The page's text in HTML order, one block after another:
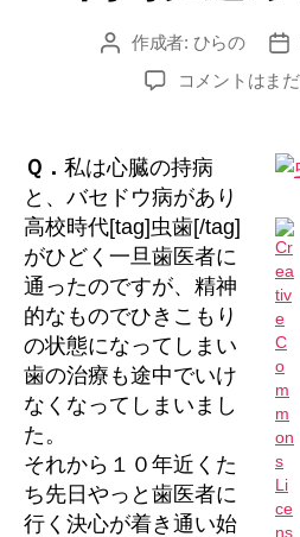
投 作成者: ひらの
投
稿
日
虫
療
と
歯
周
病
治
療
は
同
時
に
め
ら
れ
コメントはま
Ｑ． 私は心臓の持病
と、バセドウ病があり
高校時代[tag]虫歯[/tag]
がひどく一旦歯医者に
通ったのですが、精神
的なものでひきこもり
の状態になってしまい
歯の治療も途中でいけ
なくなってしまいまし
た。
それから１０年近くた
ち先日やっと歯医者に
行く決心が着き通い始